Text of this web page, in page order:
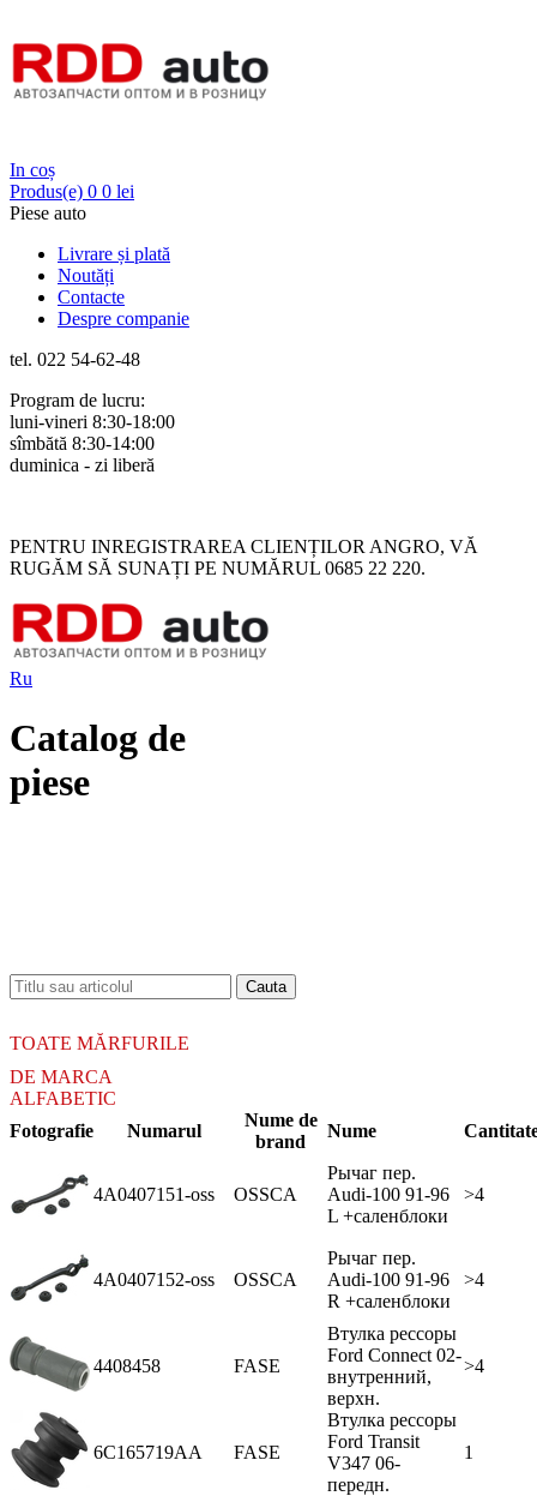
In coș
Produs(e) 0 0 lei
Piese auto
Livrare și plată
Noutăți
Contacte
Despre companie
tel. 022 54-62-48
Program de lucru:
luni-vineri 8:30-18:00
sîmbătă 8:30-14:00
duminica - zi liberă
PENTRU INREGISTRAREA CLIENȚILOR ANGRO, VĂ
RUGĂM SĂ SUNAȚI PE NUMĂRUL 0685 22 220.
Ru
Catalog de
piese
TOATE MĂRFURILE
DE MARCA
ALFABETIC
Fotografie
Numarul
Nume de
brand
Nume
4A0407151-oss OSSCA
Рычаг пер.
Audi-100 91-96
L +саленблоки
>4
4A0407152-oss OSSCA
Рычаг пер.
Audi-100 91-96
R +саленблоки
>4
4408458 FASE
Втулка рессоры
Ford Connect 02-
внутренний,
верхн.
>4
6C165719AA FASE
Втулка рессоры
Ford Transit
V347 06-
передн.
1